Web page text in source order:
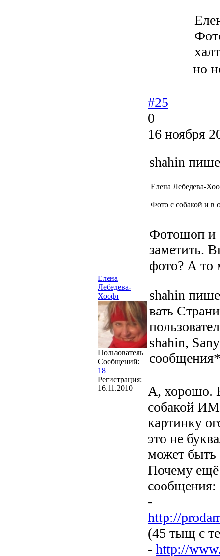
но
Елена
Лебедева-
Хоофт
Пользователь
Сообщений:
18
Регистрация:
16.11.2010
#25
0
16 ноября
shahin
Елена Лебедева-
Фото с собакой и
Фотошоп и
заметить.
фото? А то
shahin
вать
shahin,
А, хорошо.
собакой
картинку
это не
может быть
Почему ещё
сообщения:
-
http://
(45 тыщ с
- http://